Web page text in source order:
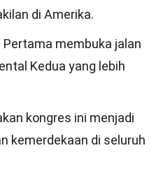
di Amerika.
membuka jalan
Kedua yang lebih
kongres ini menjadi
kemerdekaan di seluruh